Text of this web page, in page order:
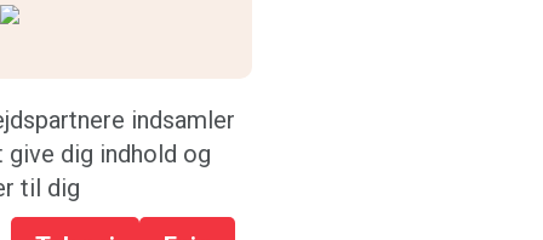
indsamler
dig indhold og
til dig